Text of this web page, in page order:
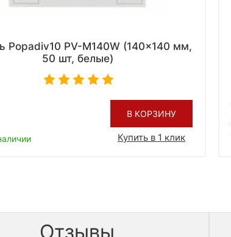
Popadiv10 PV-M140W (140x140 мм,
50 шт, белые)
В КОРЗИНУ
Купить в 1 клик
Отзывы